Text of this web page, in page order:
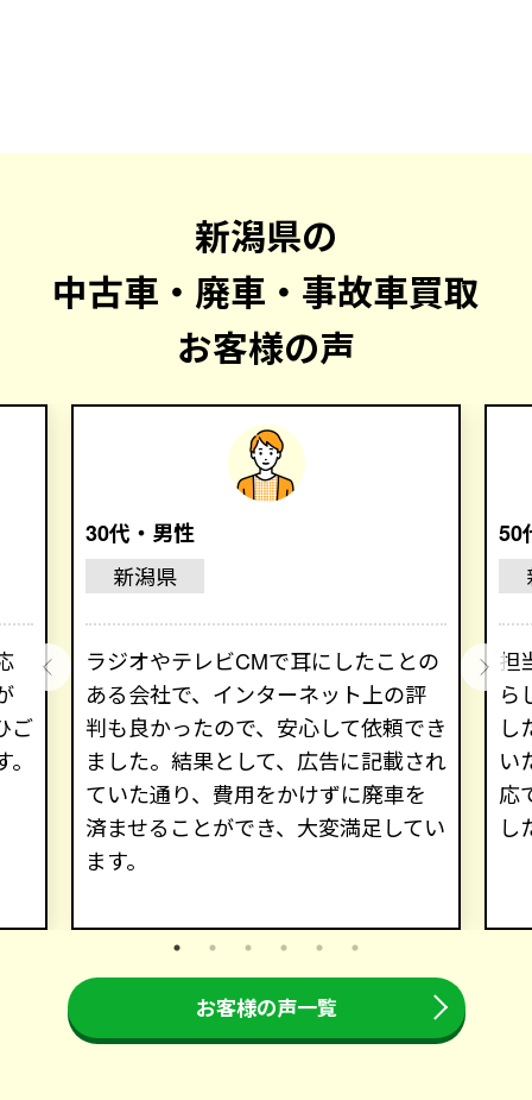
新潟県の
中古車・廃車・事故車買取
お客様の声
ご
30代・男性
新潟県
ラジオやテレビCMで耳にしたことの
ある会社で、インターネット上の評
判も良かったので、安心して依頼でき
ました。結果として、広告に記載され
ていた通り、費用をかけずに廃車を
済ませることができ、大変満足してい
ます。
50
担
ら
し
い
応
し
お客様の声一覧